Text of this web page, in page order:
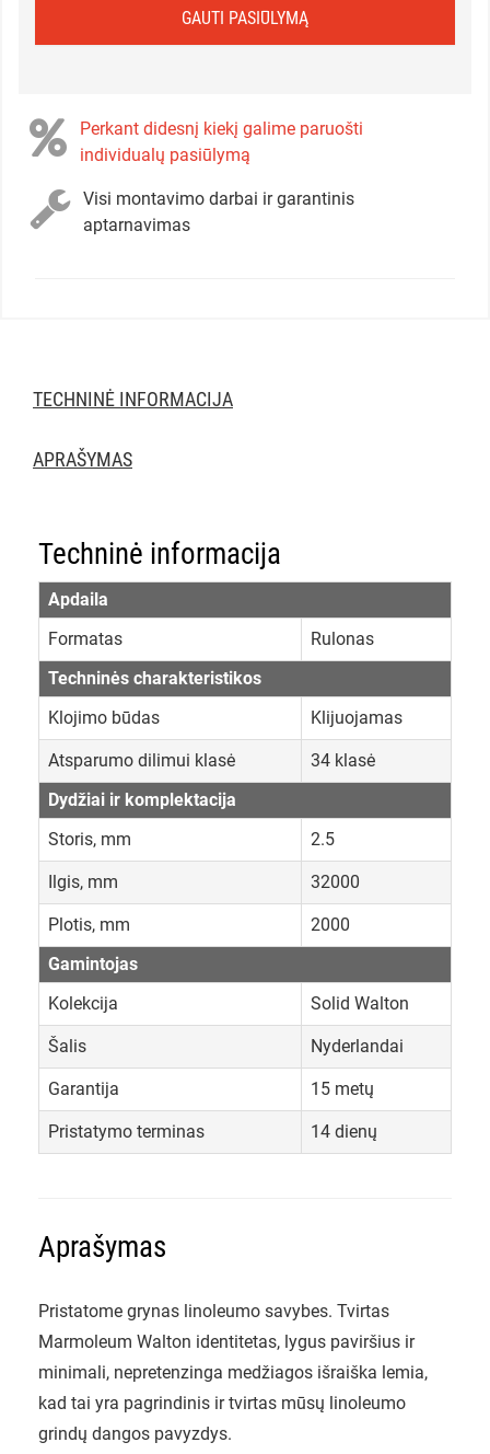
GAUTI PASIŪLYMĄ
Perkant didesnį kiekį galime paruošti
individualų pasiūlymą
Visi montavimo darbai ir garantinis
aptarnavimas
TECHNINĖ INFORMACIJA
APRAŠYMAS
Techninė informacija
Apdaila
Formatas
Rulonas
Techninės charakteristikos
Klojimo būdas
Klijuojamas
Atsparumo dilimui klasė
34 klasė
Dydžiai ir komplektacija
Storis, mm
2.5
Ilgis, mm 32000
Plotis, mm
2000
Gamintojas
Kolekcija
Solid Walton
Šalis Nyderlandai
Garantija 15 metų
Pristatymo terminas 14 dienų
Aprašymas
Pristatome grynas linoleumo savybes. Tvirtas
Marmoleum Walton identitetas, lygus paviršius ir
minimali, nepretenzinga medžiagos išraiška lemia,
kad tai yra pagrindinis ir tvirtas mūsų linoleumo
grindų dangos pavyzdys.